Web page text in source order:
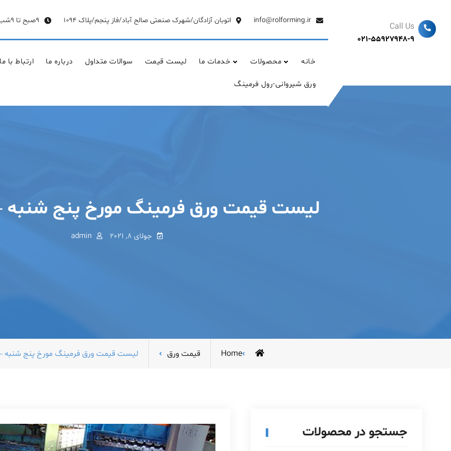
content
info@rolforming.ir اتوبان آزادگان/شهرک صنعتی صالح آباد/فاز پنجم/پلاک 1094 9صبح تا 9شب
خانه محصولات خدمات ما لیست قیمت سوالات متداول درباره ما ارتباط با ما
ورق شیروانی-رول فرمینگ
Call Us
021-55927948-9
لیست قیمت ورق فرمینگ مورخ پنج شنبه – ۱۷ تیر
جولای 8, 2021 admin
Home قیمت ورق لیست قیمت ورق فرمینگ مورخ پنج شنبه – ۱۷ تیر
جستجو در محصولات